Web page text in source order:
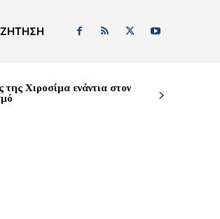
της Χιροσίμα ενάντια στον